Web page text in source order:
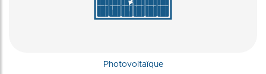
Photovoltaïque